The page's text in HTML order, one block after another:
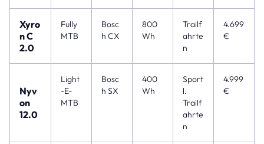
Xyro
n C
2.0
Fully
MTB
Bosc
h CX
800
Wh
Trailf
ahrte
n
4.699
€
Nyv
on
12.0
Light
-E-
MTB
Bosc
h SX
400
Wh
Sport
l.
Trailf
ahrte
n
4.999
€